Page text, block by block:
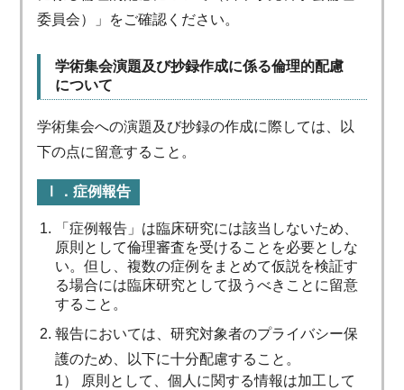
委員会）」をご確認ください。
学術集会演題及び抄録作成に係る倫理的配慮
について
学術集会への演題及び抄録の作成に際しては、以
下の点に留意すること。
Ⅰ．症例報告
「症例報告」は臨床研究には該当しないため、
原則として倫理審査を受けることを必要としな
い。但し、複数の症例をまとめて仮説を検証す
る場合には臨床研究として扱うべきことに留意
すること。
報告においては、研究対象者のプライバシー保
護のため、以下に十分配慮すること。
1） 原則として、個人に関する情報は加工して